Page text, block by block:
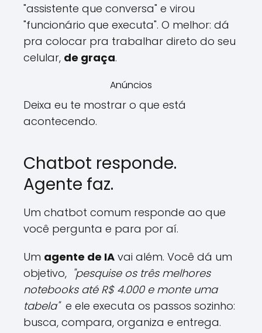
"assistente que conversa" e virou
"funcionário que executa". O melhor: dá
pra colocar pra trabalhar direto do seu
celular, de graça.
Anúncios
Deixa eu te mostrar o que está
acontecendo.
Chatbot responde.
Agente faz.
Um chatbot comum responde ao que
você pergunta e para por aí.
Um agente de IA vai além. Você dá um
objetivo, "pesquise os três melhores
notebooks até R$ 4.000 e monte uma
tabela"e ele executa os passos sozinho:
busca, compara, organiza e entrega.